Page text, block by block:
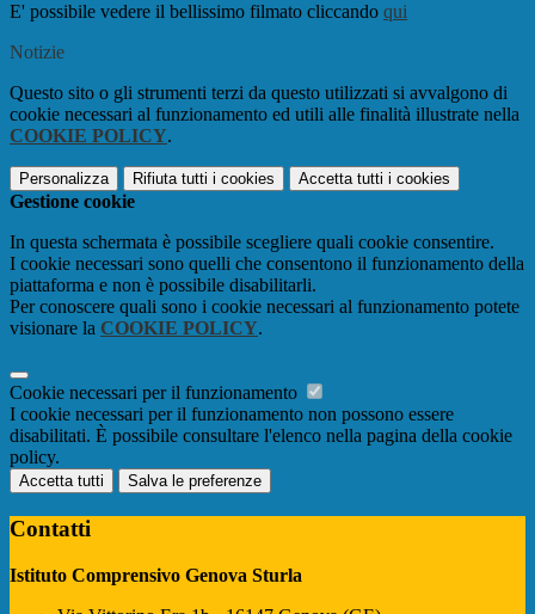
E' possibile vedere il bellissimo filmato cliccando qui
Notizie
Questo sito o gli strumenti terzi da questo utilizzati si avvalgono di
cookie necessari al funzionamento ed utili alle finalità illustrate nella
COOKIE POLICY.
Personalizza Rifiuta tutti i cookies Accetta tutti i cookies
Gestione cookie
In questa schermata è possibile scegliere quali cookie consentire.
I cookie necessari sono quelli che consentono il funzionamento della
piattaforma e non è possibile disabilitarli.
Per conoscere quali sono i cookie necessari al funzionamento potete
visionare la COOKIE POLICY.
Cookie necessari per il funzionamento
I cookie necessari per il funzionamento non possono essere
disabilitati. È possibile consultare l'elenco nella pagina della cookie
policy.
Accetta tutti Salva le preferenze
Contatti
Istituto Comprensivo Genova Sturla